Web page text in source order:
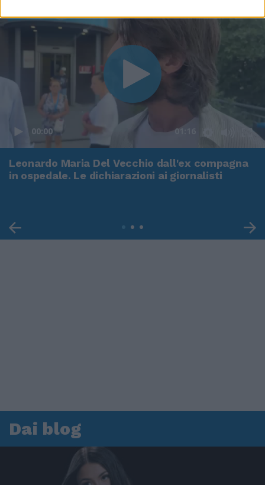
00:00 01:16
Leonardo Maria Del Vecchio dall'ex compagna
in ospedale. Le dichiarazioni ai giornalisti
Dai blog